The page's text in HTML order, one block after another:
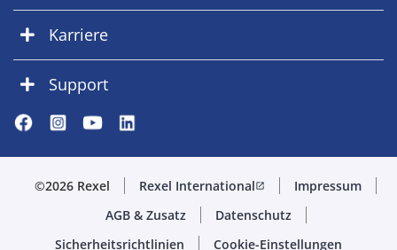
Karriere
Support
©2026 Rexel Rexel Internationalopen_in_new
Impressum
AGB & Zusatz
Datenschutz
Sicherheitsrichtlinien
Cookie-Einstellungen